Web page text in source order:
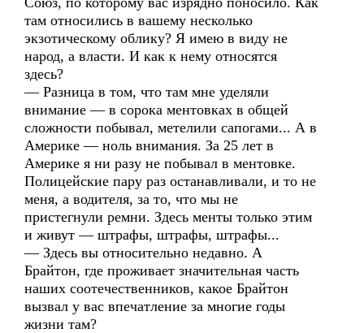
там относились в вашему несколько
экзотическому облику? Я имею в виду не
народ, а власти. И как к нему относятся
здесь?
— Разница в том, что там мне уделяли
внимание — в сорока ментовках в общей
сложности побывал, метелили сапогами... А в
Америке — ноль внимания. За 25 лет в
Америке я ни разу не побывал в ментовке.
Полицейские пару раз останавливали, и то не
меня, а водителя, за то, что мы не
пристегнули ремни. Здесь менты только этим
и живут — штрафы, штрафы, штрафы...
— Здесь вы относительно недавно. А
Брайтон, где проживает значительная часть
наших соотечественников, какое Брайтон
вызвал у вас впечатление за многие годы
жизни там?